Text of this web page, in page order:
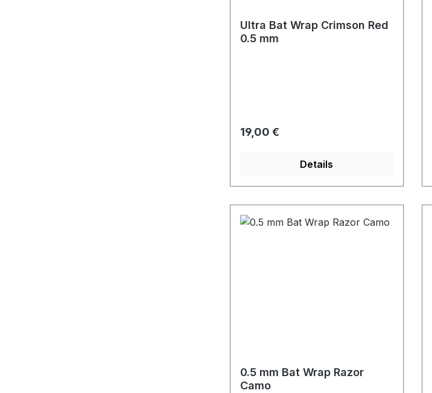
Ultra Bat Wrap Crimson Red
0.5 mm
Regulärer Preis:
19,00 €
Details
0.5 mm Bat Wrap Razor
Camo